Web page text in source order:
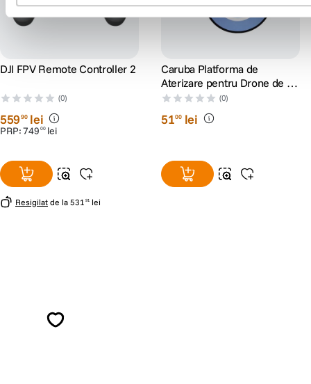
DJI FPV Remote Controller 2
(0)
55990 lei
PRP:749 00 lei
Resigilat de la 531 91 lei
Caruba Platforma de
Aterizare pentru Drone de 75
cm
(0)
5100 lei